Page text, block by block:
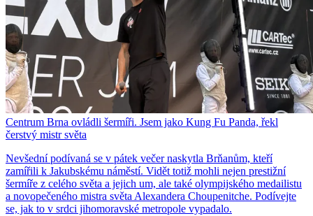
Centrum Brna ovládli šermíři. Jsem jako Kung Fu Panda, řekl
čerstvý mistr světa
Nevšední podívaná se v pátek večer naskytla Brňanům, kteří
zamířili k Jakubskému náměstí. Vidět totiž mohli nejen prestižní
šermíře z celého světa a jejich um, ale také olympijského medailistu
a novopečeného mistra světa Alexandera Choupenitche. Podívejte
se, jak to v srdci jihomoravské metropole vypadalo.